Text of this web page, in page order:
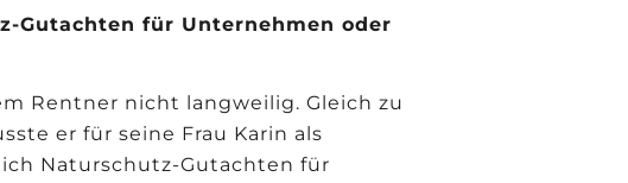
Gutachten für Unternehmen oder
Rentner nicht langweilig. Gleich zu
er für seine Frau Karin als
Naturschutz-Gutachten für